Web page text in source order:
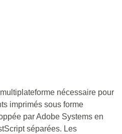
nécessaire pour
imprimés sous forme
par Adobe Systems en
séparées. Les